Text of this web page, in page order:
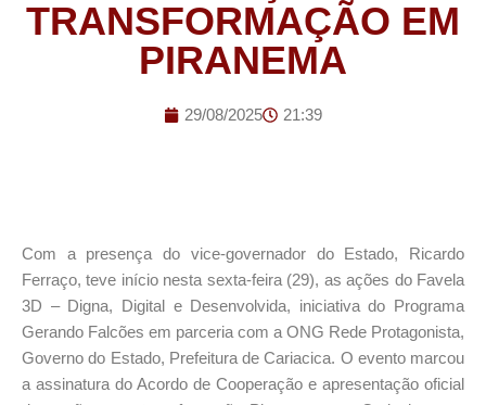
TRANSFORMAÇÃO EM
PIRANEMA
29/08/2025 21:39
Com a presença do vice-governador do Estado, Ricardo
Ferraço, teve início nesta sexta-feira (29), as ações do Favela
3D – Digna, Digital e Desenvolvida, iniciativa do Programa
Gerando Falcões em parceria com a ONG Rede Protagonista,
Governo do Estado, Prefeitura de Cariacica. O evento marcou
a assinatura do Acordo de Cooperação e apresentação oficial